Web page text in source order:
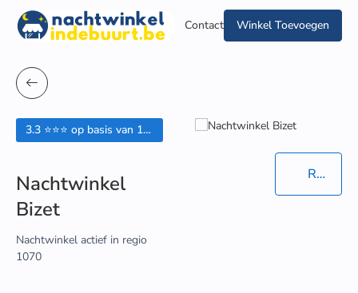
Contact Winkel Toevoegen
Routebeschrijving in Google Maps
3.3 ⭐⭐⭐ op basis van 12 beoordelingen
Nachtwinkel
Bizet
Nachtwinkel actief in regio
1070